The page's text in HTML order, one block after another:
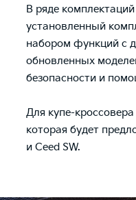
В ряде
установленный
набором функций с
обновленных
безопасности и
Для купе-
которая будет
и Ceed SW.